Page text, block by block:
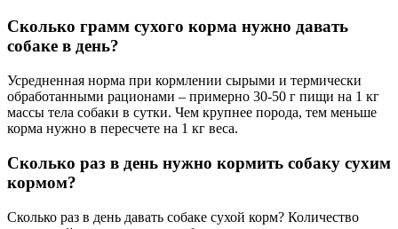
Сколько грамм сухого корма нужно давать
собаке в день?
Усредненная норма при кормлении сырыми и термически
обработанными рационами – примерно 30-50 г пищи на 1 кг
массы тела собаки в сутки. Чем крупнее порода, тем меньше
корма нужно в пересчете на 1 кг веса.
Сколько раз в день нужно кормить собаку сухим
кормом?
Сколько раз в день давать собаке сухой корм? Количество